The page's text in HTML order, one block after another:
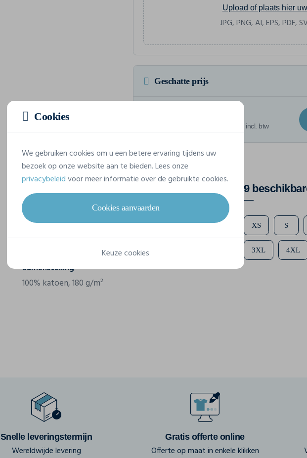
Upload of plaats hier
JPG, PNG, AI, EPS, PDF,
Geschatte prijs
Voor een totaalbedrag van 69,70 € incl. btw
Merk
Printer
Samenstelling
100% katoen, 180 g/m²
9
XS S
3XL 4XL
Snelle leveringstermijn
Wereldwijde levering
Gratis offerte online
Offerte op maat in enkele klikken
Cookies
We gebruiken cookies om u een betere ervaring tijdens uw
bezoek op onze website aan te bieden. Lees onze
privacybeleidvoor meer informatie over de gebruikte cookies.
Cookies aanvaarden
Keuze cookies